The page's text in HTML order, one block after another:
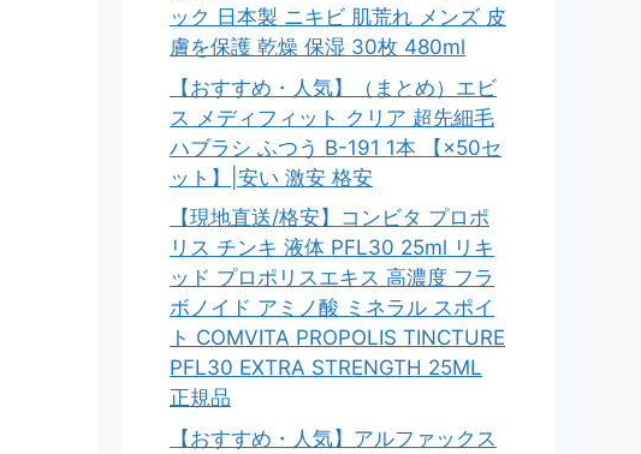
ック 日本製 ニキビ 肌荒れ メンズ 皮
膚を保護 乾燥 保湿 30枚 480ml
【おすすめ・人気】（まとめ）エビ
ス メディフィット クリア 超先細毛
ハブラシ ふつう B-191 1本 【×50セ
ット】|安い 激安 格安
【現地直送/格安】コンビタ プロポ
リス チンキ 液体 PFL30 25ml リキ
ッド プロポリスエキス 高濃度 フラ
ボノイド アミノ酸 ミネラル スポイ
ト COMVITA PROPOLIS TINCTURE
PFL30 EXTRA STRENGTH 25ML
正規品
【おすすめ・人気】アルファックス